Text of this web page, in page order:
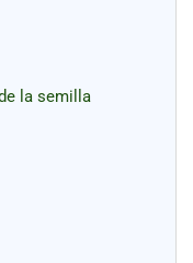
la semilla